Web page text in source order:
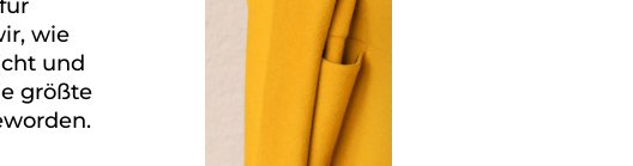
wie
und
größte